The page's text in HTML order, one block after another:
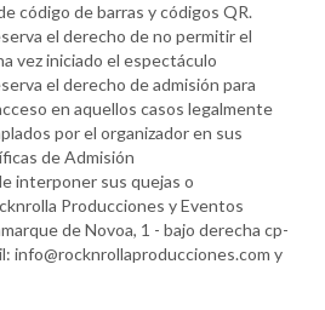
código de barras y códigos QR.
el derecho de no permitir el
vez iniciado el espectáculo
el derecho de admisión para
en aquellos casos legalmente
por el organizador en sus
de Admisión
interponer sus quejas o
Producciones y Eventos
de Novoa, 1 - bajo derecha cp-
info@rocknrollaproducciones.com y